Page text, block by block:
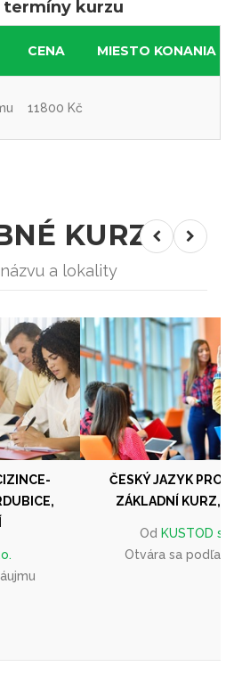
termíny kurzu
CENA MIESTO KONANIA
11800 Kč
KURZY
a lokality
ČESKÝ JAZYK PRO
ZÁKLADNÍ KURZ,
Od KUSTOD
Otvára sa podľa